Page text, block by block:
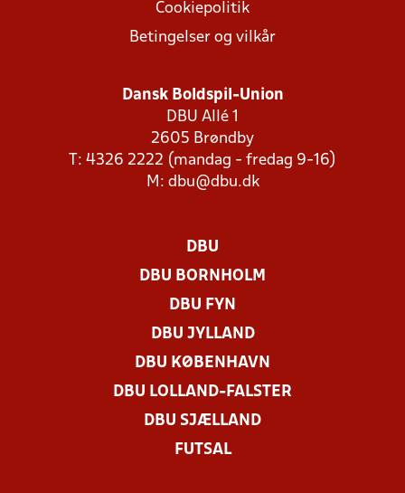
Cookiepolitik
Betingelser og vilkår
Dansk Boldspil-Union
DBU Allé 1
2605 Brøndby
T: 4326 2222 (mandag - fredag 9-16)
M: dbu@dbu.dk
DBU
DBU BORNHOLM
DBU FYN
DBU JYLLAND
DBU KØBENHAVN
DBU LOLLAND-FALSTER
DBU SJÆLLAND
FUTSAL